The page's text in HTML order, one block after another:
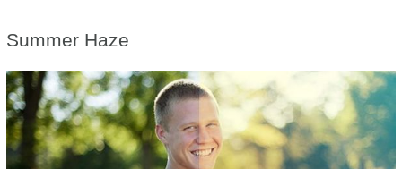
Summer Haze